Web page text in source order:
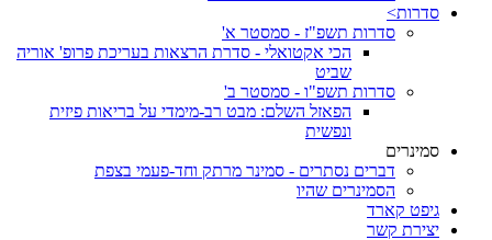
סדרות>
סדרות תשפ"ז - סמסטר א'
הכי אקטואלי - סדרת הרצאות בעריכת פרופ' אוריה
שביט
סדרות תשפ"ו - סמסטר ב'
הפאזל השלם: מבט רב-מימדי על בריאות פיזית
ונפשית
סמינרים
דברים נסתרים - סמינר מרתק וחד-פעמי בצפת
הסמינרים שהיו
גיפט קארד
יצירת קשר